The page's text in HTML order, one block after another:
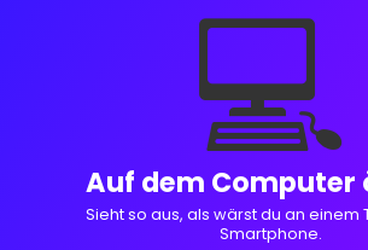
💻
Auf dem Computer
Sieht so aus, als wärst du an einem
Smartphone.